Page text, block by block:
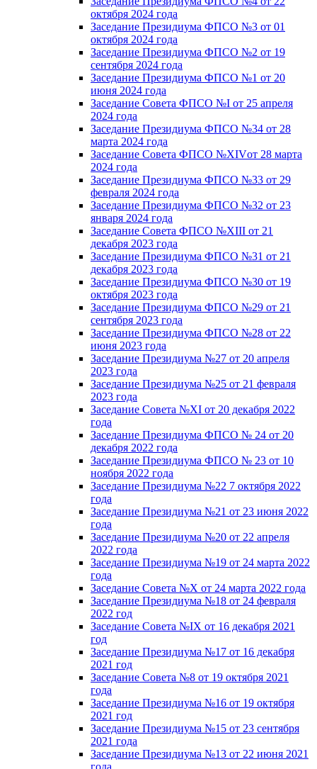
октября 2024 года
Заседание Президиума ФПСО №3 от 01
октября 2024 года
Заседание Президиума ФПСО №2 от 19
сентября 2024 года
Заседание Президиума ФПСО №1 от 20
июня 2024 года
Заседание Совета ФПСО №I от 25 апреля
2024 года
Заседание Президиума ФПСО №34 от 28
марта 2024 года
Заседание Совета ФПСО №XIVот 28 марта
2024 года
Заседание Президиума ФПСО №33 от 29
февраля 2024 года
Заседание Президиума ФПСО №32 от 23
января 2024 года
Заседание Совета ФПСО №XIII от 21
декабря 2023 года
Заседание Президиума ФПСО №31 от 21
декабря 2023 года
Заседание Президиума ФПСО №30 от 19
октября 2023 года
Заседание Президиума ФПСО №29 от 21
сентября 2023 года
Заседание Президиума ФПСО №28 от 22
июня 2023 года
Заседание Президиума №27 от 20 апреля
2023 года
Заседание Президиума №25 от 21 февраля
2023 года
Заседание Совета №XI от 20 декабря 2022
года
Заседание Президиума ФПСО № 24 от 20
декабря 2022 года
Заседание Президиума ФПСО № 23 от 10
ноября 2022 года
Заседание Президиума №22 7 октября 2022
года
Заседание Президиума №21 от 23 июня 2022
года
Заседание Президиума №20 от 22 апреля
2022 года
Заседание Президиума №19 от 24 марта 2022
года
Заседание Совета №X от 24 марта 2022 года
Заседание Президиума №18 от 24 февраля
2022 год
Заседание Совета №IX от 16 декабря 2021
год
Заседание Президиума №17 от 16 декабря
2021 год
Заседание Совета №8 от 19 октября 2021
года
Заседание Президиума №16 от 19 октября
2021 год
Заседание Президиума №15 от 23 сентября
2021 года
Заседание Президиума №13 от 22 июня 2021
года